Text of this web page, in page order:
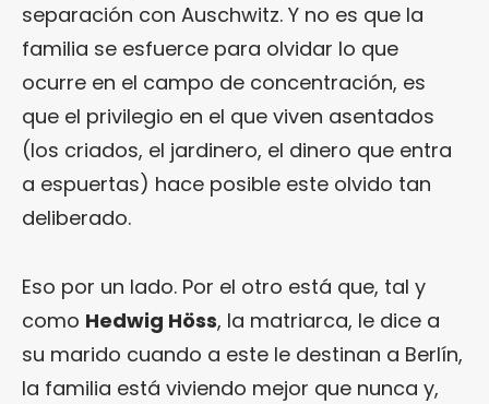
separación con Auschwitz. Y no es que la
familia se esfuerce para olvidar lo que
ocurre en el campo de concentración, es
que el privilegio en el que viven asentados
(los criados, el jardinero, el dinero que entra
a espuertas) hace posible este olvido tan
deliberado.
Eso por un lado. Por el otro está que, tal y
como Hedwig Höss, la matriarca, le dice a
su marido cuando a este le destinan a Berlín,
la familia está viviendo mejor que nunca y,